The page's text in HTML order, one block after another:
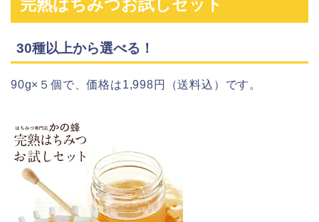
完熟はちみつお試しセット
30種以上から選べる！
90g×５個で、価格は1,998円（送料込）です。